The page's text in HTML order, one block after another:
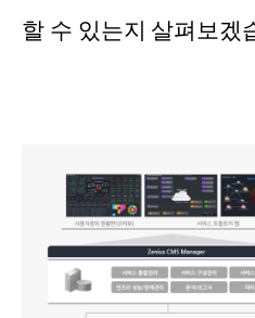
할 수 있는지 살펴보겠